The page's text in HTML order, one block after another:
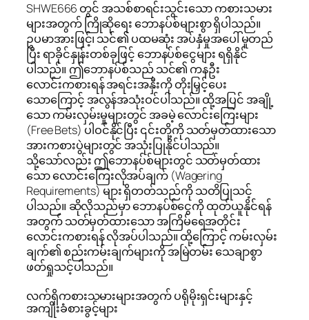
SHWE666 တွင် အသစ်စာရင်းသွင်းသော ကစားသမား
များအတွက် ကြိုဆိုရေး ဘောနပ်စ်များစွာ ရှိပါသည်။
ဥပမာအားဖြင့်၊ သင်၏ ပထမဆုံး အပ်နှံမှုအပေါ် မူတည်
ပြီး ရာခိုင်နှုန်းတစ်ခုဖြင့် ဘောနပ်စ်ငွေများ ရရှိနိုင်
ပါသည်။ ဤဘောနပ်စ်သည် သင်၏ ကနဦး
လောင်းကစားရန် အရင်းအနှီးကို တိုးမြှင့်ပေး
သောကြောင့် အလွန်အသုံးဝင်ပါသည်။ ထို့အပြင် အချို့
သော ကမ်းလှမ်းမှုများတွင် အခမဲ့ လောင်းကြေးများ
(Free Bets) ပါဝင်နိုင်ပြီး ၎င်းတို့ကို သတ်မှတ်ထားသော
အားကစားပွဲများတွင် အသုံးပြုနိုင်ပါသည်။
သို့သော်လည်း ဤဘောနပ်စ်များတွင် သတ်မှတ်ထား
သော လောင်းကြေးလိုအပ်ချက် (Wagering
Requirements) များ ရှိတတ်သည်ကို သတိပြုသင့်
ပါသည်။ ဆိုလိုသည်မှာ ဘောနပ်စ်ငွေကို ထုတ်ယူနိုင်ရန်
အတွက် သတ်မှတ်ထားသော အကြိမ်ရေအတိုင်း
လောင်းကစားရန် လိုအပ်ပါသည်။ ထို့ကြောင့် ကမ်းလှမ်း
ချက်၏ စည်းကမ်းချက်များကို အမြဲတမ်း သေချာစွာ
ဖတ်ရှုသင့်ပါသည်။
လက်ရှိကစားသမားများအတွက် ပရိုမိုးရှင်းများနှင့်
အကျိုးခံစားခွင့်များ